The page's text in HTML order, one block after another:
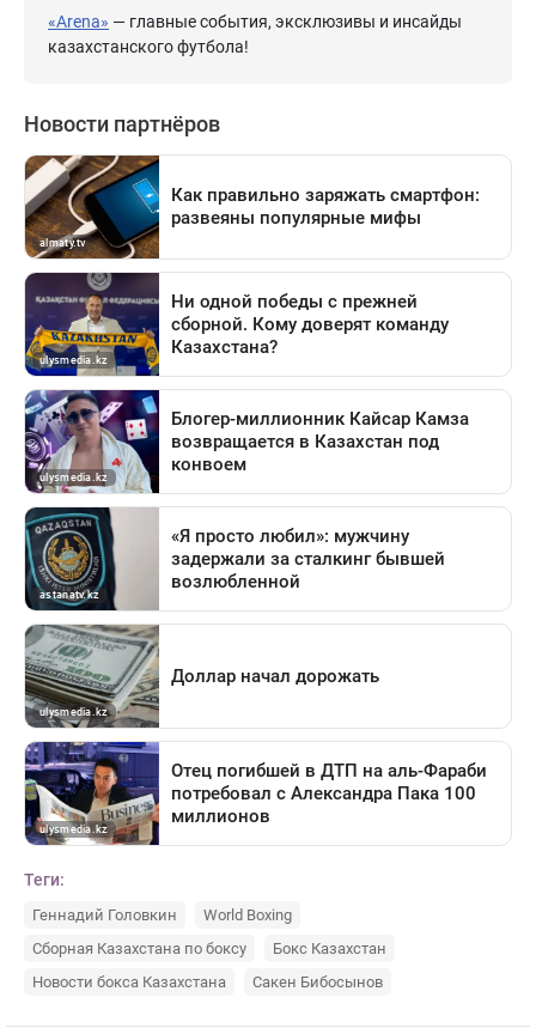
«Arena» — главные события, эксклюзивы и инсайды
казахстанского футбола!
Теги:
Геннадий Головкин
World Boxing
Сборная Казахстана по боксу
Бокс Казахстан
Новости бокса Казахстана
Сакен Бибосынов